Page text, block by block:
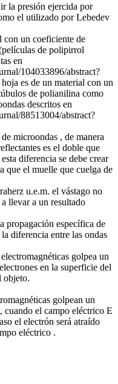
la presión ejercida por
el utilizado por Lebedev
con un coeficiente de
de polipirrol
en
104033896/abstract?
es de un material con un
de polianilina como
descritos en
88513004/abstract?
microondas , de manera
es el doble que
diferencia se debe crear
que el muelle que cuelga de
u.e.m. el vástago no
llevar a un resultado
propagación específica de
diferencia entre las ondas
golpea un
en la superficie del
objeto.
golpean un
cuando el campo eléctrico E
el electrón será atraído
eléctrico .